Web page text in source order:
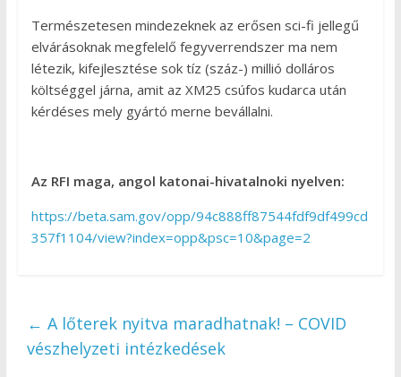
Természetesen mindezeknek az erősen sci-fi jellegű
elvárásoknak megfelelő fegyverrendszer ma nem
létezik, kifejlesztése sok tíz (száz-) millió dolláros
költséggel járna, amit az XM25 csúfos kudarca után
kérdéses mely gyártó merne bevállalni.
Az RFI maga, angol katonai-hivatalnoki nyelven:
https://beta.sam.gov/opp/94c888ff87544fdf9df499cd
357f1104/view?index=opp&psc=10&page=2
← A lőterek nyitva maradhatnak! – COVID
vészhelyzeti intézkedések